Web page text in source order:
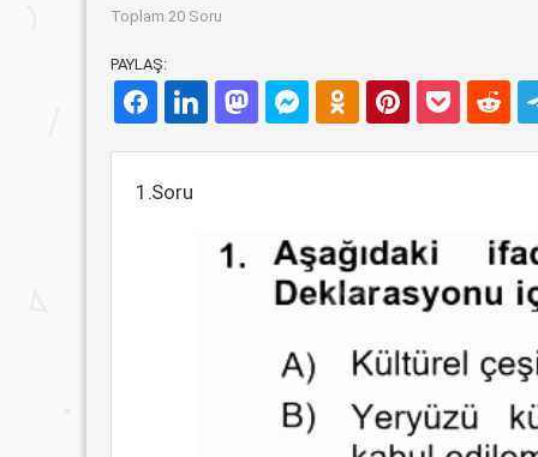
Toplam 20 Soru
PAYLAŞ:
1.Soru